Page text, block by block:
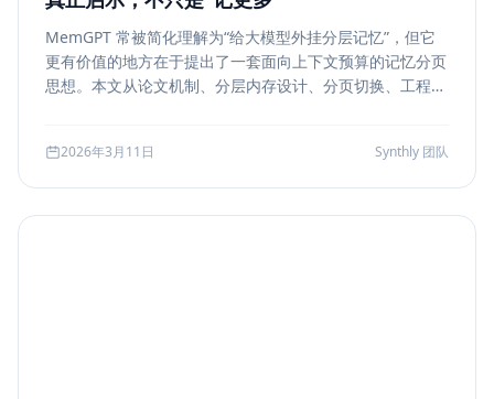
MemGPT 常被简化理解为“给大模型外挂分层记忆”，但它
更有价值的地方在于提出了一套面向上下文预算的记忆分页
思想。本文从论文机制、分层内存设计、分页切换、工程可
2026年3月11日 Synthly 团队